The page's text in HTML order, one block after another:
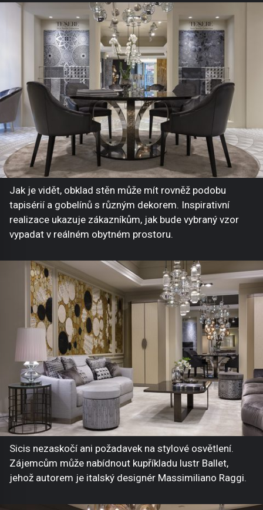
Jak je vidět, obklad stěn může mít rovněž podobu
tapisérií a gobelínů s různým dekorem. Inspirativní
realizace ukazuje zákazníkům, jak bude vybraný vzor
vypadat v reálném obytném prostoru.
Sicis nezaskočí ani požadavek na stylové osvětlení.
Zájemcům může nabídnout kupříkladu lustr Ballet,
jehož autorem je italský designér Massimiliano Raggi.